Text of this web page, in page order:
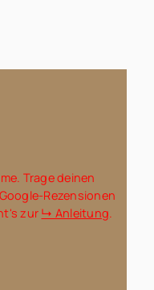
Trage deinen
Rezensionen
zur ↳ Anleitung.